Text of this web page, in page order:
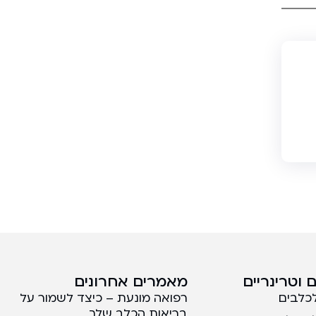
מאמרים אחרונים
רפואה מונעת – כיצד לשמור על
וטרינריים